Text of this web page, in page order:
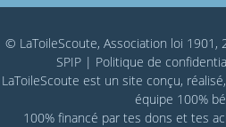
© LaToileScoute, Association loi 1901,
SPIP| Politique de
LaToileScoute est un site conçu,
équipe 100%
100% financé par tes dons et tes